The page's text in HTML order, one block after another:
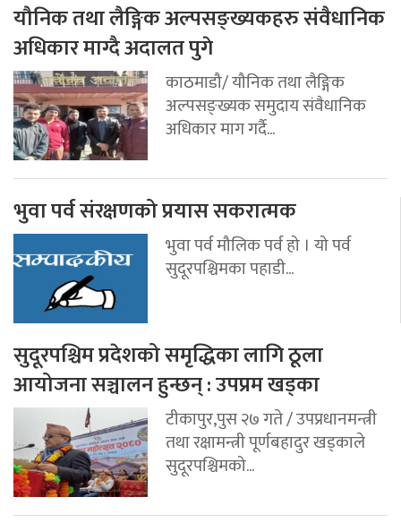
यौनिक तथा लैङ्गिक अल्पसङ्ख्यकहरु संवैधानिक
अधिकार माग्दै अदालत पुगे
काठमाडौ/ यौनिक तथा लैङ्गिक
अल्पसङ्ख्यक समुदाय संवैधानिक
अधिकार माग गर्दै...
भुवा पर्व संरक्षणको प्रयास सकरात्मक
भुवा पर्व मौलिक पर्व हो । यो पर्व
सुदूरपश्चिमका पहाडी...
सुदूरपश्चिम प्रदेशको समृद्धिका लागि ठूला
आयोजना सञ्चालन हुन्छन् : उपप्रम खड्का
टीकापुर,पुस २७ गते / उपप्रधानमन्त्री
तथा रक्षामन्त्री पूर्णबहादुर खड्काले
सुदूरपश्चिमको...